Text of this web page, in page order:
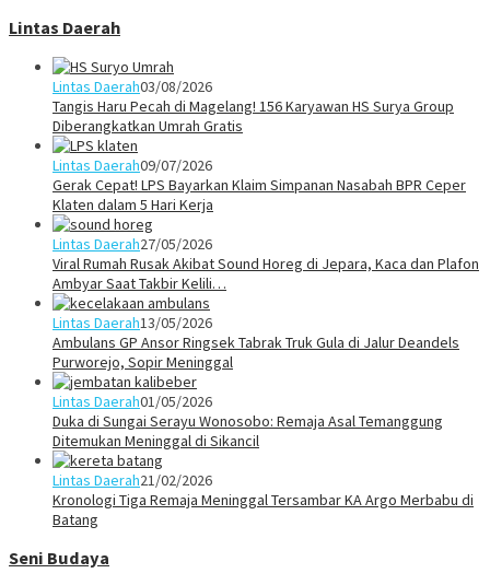
Lintas Daerah
Lintas Daerah03/08/2026
Tangis Haru Pecah di Magelang! 156 Karyawan HS Surya Group
Diberangkatkan Umrah Gratis
Lintas Daerah09/07/2026
Gerak Cepat! LPS Bayarkan Klaim Simpanan Nasabah BPR Ceper
Klaten dalam 5 Hari Kerja
Lintas Daerah27/05/2026
Viral Rumah Rusak Akibat Sound Horeg di Jepara, Kaca dan Plafon
Ambyar Saat Takbir Kelili…
Lintas Daerah13/05/2026
Ambulans GP Ansor Ringsek Tabrak Truk Gula di Jalur Deandels
Purworejo, Sopir Meninggal
Lintas Daerah01/05/2026
Duka di Sungai Serayu Wonosobo: Remaja Asal Temanggung
Ditemukan Meninggal di Sikancil
Lintas Daerah21/02/2026
Kronologi Tiga Remaja Meninggal Tersambar KA Argo Merbabu di
Batang
Seni Budaya